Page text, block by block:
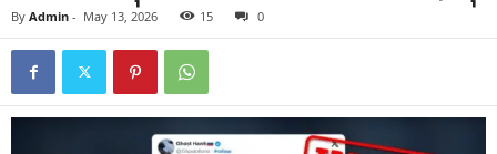
By Admin - May 13, 2026 15 0